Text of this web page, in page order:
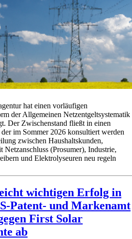
hat einen vorläufigen
der Allgemeinen Netzentgeltsystematik
Der Zwischenstand fließt in einen
im Sommer 2026 konsultiert werden
zwischen Haushaltskunden,
Netzanschluss (Prosumer), Industrie,
und Elektrolyseuren neu regeln
wichtigen Erfolg in
Patent- und Markenamt
First Solar
ab